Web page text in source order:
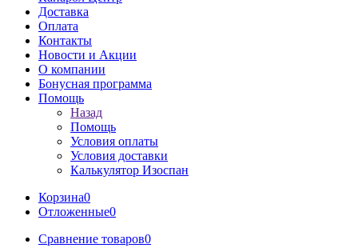
Доставка
Оплата
Контакты
Новости и Акции
О компании
Бонусная программа
Помощь
Назад
Помощь
Условия оплаты
Условия доставки
Калькулятор Изоспан
Корзина0
Отложенные0
Сравнение товаров0